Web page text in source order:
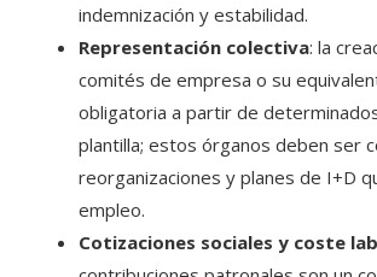
indemnización y estabilidad.
Representación colectiva: la
comités de empresa o su
obligatoria a partir de
plantilla; estos órganos deben ser
reorganizaciones y planes de I+D
empleo.
Cotizaciones sociales y coste